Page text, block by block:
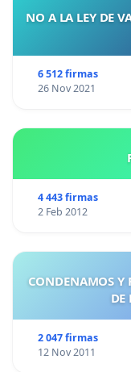
información de
como
NO A LA LEY DE
6 512 firmas
26 Nov 2021
4 443 firmas
2 Feb 2012
CONDENAMOS Y
DE
2 047 firmas
12 Nov 2011